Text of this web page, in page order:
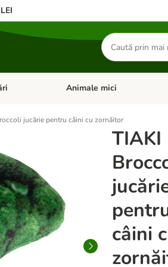
Căutare
produse
Câinimeniul cu categorii: Pisici
Deschideți meniul cu
Animale mici
jucărie pentru câini cu zornăitor
TIAKI
câini